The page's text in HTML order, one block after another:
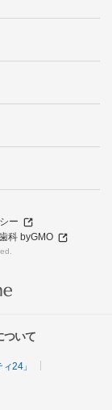
ー
科 byGMO
ついて
24」